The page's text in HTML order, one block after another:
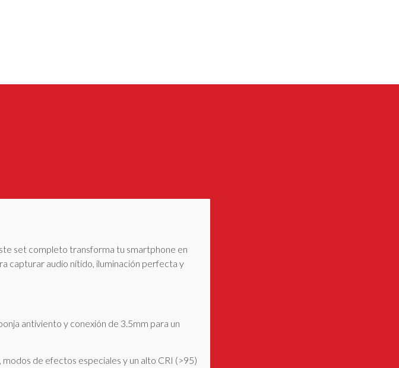
set completo transforma tu smartphone en
capturar audio nítido, iluminación perfecta y
antiviento y conexión de 3.5mm para un
de efectos especiales y un alto CRI (>95)